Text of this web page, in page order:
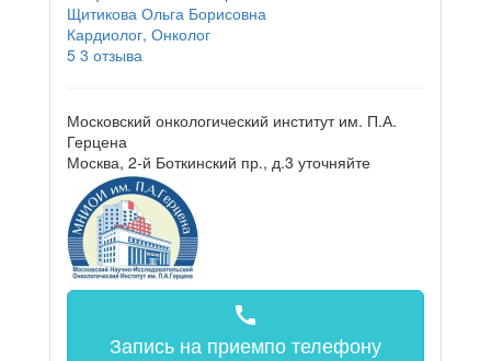
Щитикова Ольга Борисовна
Кардиолог, Онколог
5 3 отзыва
Московский онкологический институт им. П.А.
Герцена
Москва, 2-й Боткинский пр., д.3 уточняйте
call
Запись на приемпо телефону